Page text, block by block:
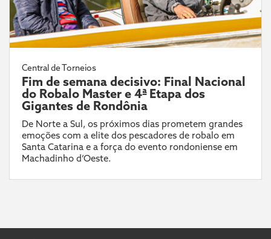
Central de Torneios
Fim de semana decisivo: Final Nacional
do Robalo Master e 4ª Etapa dos
Gigantes de Rondônia
De Norte a Sul, os próximos dias prometem grandes
emoções com a elite dos pescadores de robalo em
Santa Catarina e a força do evento rondoniense em
Machadinho d’Oeste.